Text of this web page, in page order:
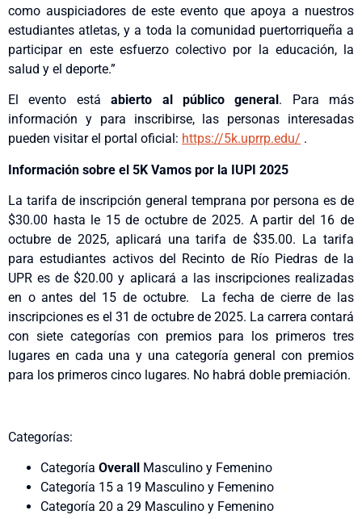
como auspiciadores de este evento que apoya a nuestros
estudiantes atletas, y a toda la comunidad puertorriqueña a
participar en este esfuerzo colectivo por la educación, la
salud y el deporte.”
El evento estáabierto al público general . Para más
información y para inscribirse, las personas interesadas
pueden visitar el portal oficial: https://5k.uprrp.edu/ .
Información sobre el 5K Vamos por la IUPI 2025
La tarifa de inscripción general temprana por persona es de
$30.00 hasta le 15 de octubre de 2025. A partir del 16 de
octubre de 2025, aplicará una tarifa de $35.00. La tarifa
para estudiantes activos del Recinto de Río Piedras de la
UPR es de $20.00 y aplicará a las inscripciones realizadas
en o antes del 15 de octubre. La fecha de cierre de las
inscripciones es el 31 de octubre de 2025. La carrera contará
con siete categorías con premios para los primeros tres
lugares en cada una y una categoría general con premios
para los primeros cinco lugares. No habrá doble premiación.
Categorías:
Categoría Overall
Masculino y Femenino
Categoría 15 a 19 Masculino y Femenino
Categoría 20 a 29 Masculino y Femenino